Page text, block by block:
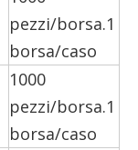
pezzi/borsa.1
borsa/caso
1000
pezzi/borsa.1
borsa/caso